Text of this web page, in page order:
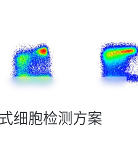
细胞检测方案